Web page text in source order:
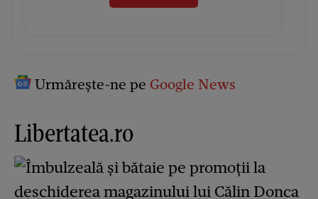
Urmărește-ne pe Google News
Libertatea.ro